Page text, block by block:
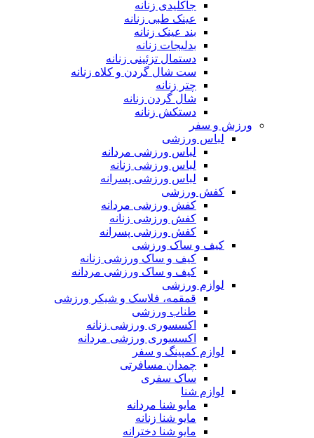
جاکلیدی زنانه
عینک طبی زنانه
بند عینک زنانه
بدلیجات زنانه
دستمال تزئینی زنانه
ست شال گردن و کلاه زنانه
چتر زنانه
شال گردن زنانه
دستکش زنانه
ورزش و سفر
لباس ورزشی
لباس ورزشی مردانه
لباس ورزشی زنانه
لباس ورزشی پسرانه
کفش ورزشی
کفش ورزشی مردانه
کفش ورزشی زنانه
کفش ورزشی پسرانه
کیف و ساک ورزشی
کیف و ساک ورزشی زنانه
کیف و ساک ورزشی مردانه
لوازم ورزشی
قمقمه، فلاسک و شیکر ورزشی
طناب ورزشی
اکسسوری ورزشی زنانه
اکسسوری ورزشی مردانه
لوازم کمپینگ و سفر
چمدان مسافرتی
ساک سفری
لوازم شنا
مایو شنا مردانه
مایو شنا زنانه
مایو شنا دخترانه